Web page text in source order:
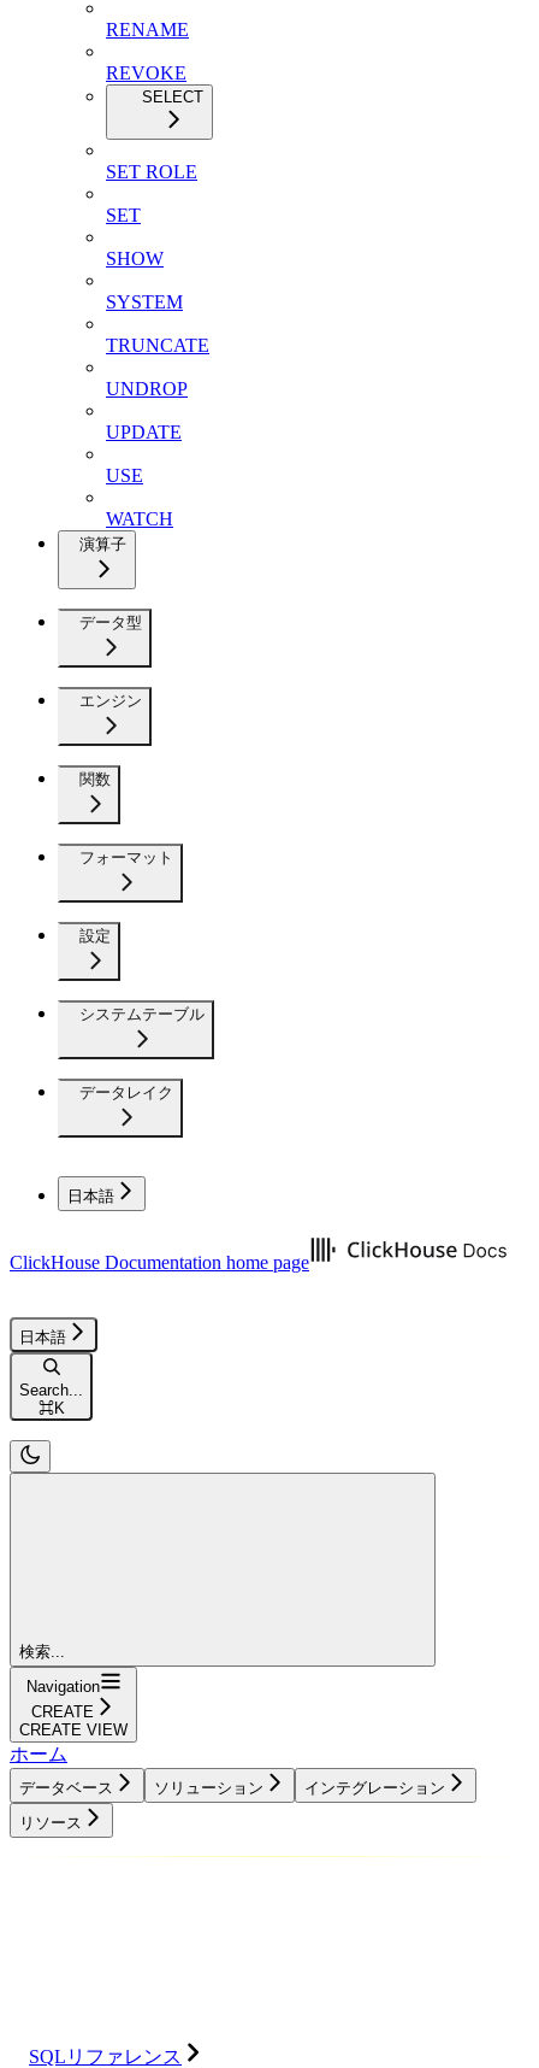
RENAME
REVOKE
SELECT
SET ROLE
SET
SHOW
SYSTEM
TRUNCATE
UNDROP
UPDATE
USE
WATCH
演算子
データ型
エンジン
関数
フォーマット
設定
システムテーブル
データレイク
日本語
ClickHouse Documentation home page
日本語
Search...
⌘K
検索...
Navigation
CREATE
CREATE VIEW
ホーム
データベース ソリューション
インテグレーション
リソース
SQLリファレンス